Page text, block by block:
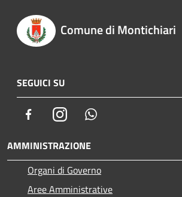
Comune di Montichiari
SEGUICI SU
FacebookInstagram
AMMINISTRAZIONE
Organi di Governo
Aree Amministrative